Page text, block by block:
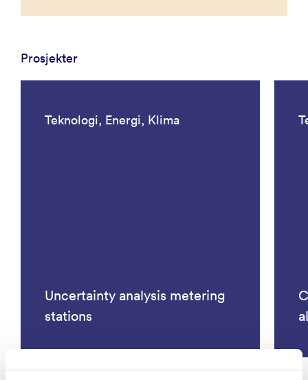
Prosjekter
Teknologi, Energi, Klima
Uncertainty analysis metering
stations